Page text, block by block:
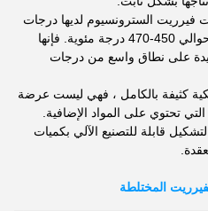
فيرريت السترونسيوم لديها درجات
حرارة كوري عالية ، عادة ما تكون حوالي 450-470 درجة مئوية. فإنها
على نطاق واسع من درجات
كثيفة بالكامل ، فهي ليست عرضة
تحتوي على المواد الإضافية.
قابلة للتصنيع الآلي بكميات
المختلطة